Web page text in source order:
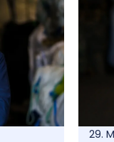
29.